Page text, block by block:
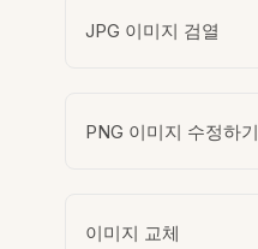
JPG 이미지 검열
PNG 이미지 수정하기
이미지 교체